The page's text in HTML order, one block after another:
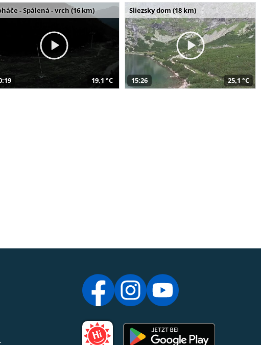
- Spálená - vrch (16 km)
19,1 °C
Sliezsky dom (18 km)
15:26 25,1 °C